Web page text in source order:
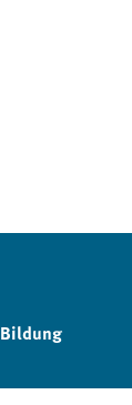
Bildung